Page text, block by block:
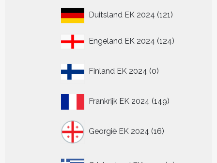
Duitsland EK 2024 121121
Engeland EK 2024 124124
Finland EK 2024 0
producten
Frankrijk EK 2024 149149
Georgië EK 2024 16
producten